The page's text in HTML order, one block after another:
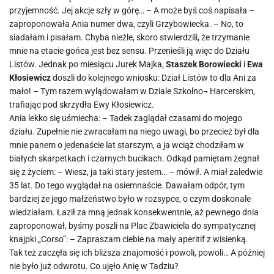
przyjemność. Jej akcje szły w górę… – A może byś coś napisała –
zaproponowała Ania numer dwa, czyli Grzybowiecka. – No, to
siadałam i pisałam. Chyba nieźle, skoro stwierdzili, że trzymanie
mnie na etacie gońca jest bez sensu. Przenieśli ją więc do Działu
Listów. Jednak po miesiącu Jurek Majka,Staszek Borowiecki iEwa
Kłosiewiczdoszli do kolejnego wniosku: Dział Listów to dla Ani za
mało! – Tym razem wylądowałam w Dziale Szkolno¬ Harcerskim,
trafiając pod skrzydła Ewy Kłosiewicz.
Ania lekko się uśmiecha: – Tadek zaglądał czasami do mojego
działu. Zupełnie nie zwracałam na niego uwagi, bo przecież był dla
mnie panem o jedenaście lat starszym, a ja wciąż chodziłam w
białych skarpetkach i czarnych bucikach. Odkąd pamiętam żegnał
się z życiem: – Wiesz, ja taki stary jestem… – mówił. A miał zaledwie
35 lat. Do tego wyglądał na osiemnaście. Dawałam odpór, tym
bardziej że jego małżeństwo było w rozsypce, o czym doskonale
wiedziałam. Łaził za mną jednak konsekwentnie, aż pewnego dnia
zaproponował, byśmy poszli na Plac Zbawiciela do sympatycznej
knajpki „Corso”: – Zapraszam ciebie na mały aperitif z wisienką.
Tak też zaczęła się ich bliższa znajomość i powoli, powoli… A później
nie było już odwrotu. Co ujęło Anię w Tadziu?